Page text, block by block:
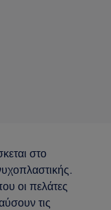
στο
οι πελάτες
τις